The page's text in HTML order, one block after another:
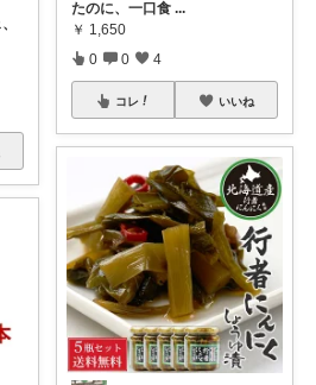
たのに、一口食 ...
￥ 1,650
0 0 4
コレ いいね